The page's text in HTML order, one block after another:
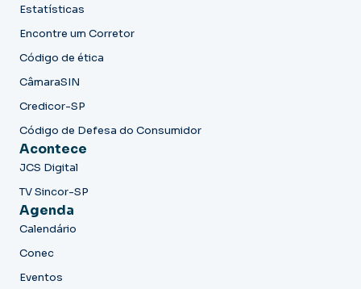
Estatísticas
Encontre um Corretor
Código de ética
CâmaraSIN
Credicor-SP
Código de Defesa do Consumidor
Acontece
JCS Digital
TV Sincor-SP
Agenda
Calendário
Conec
Eventos